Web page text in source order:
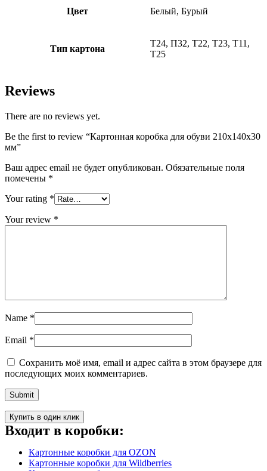
Цвет Белый, Бурый
Тип картона
Т24, П32, Т22, Т23, Т11,
Т25
Reviews
There are no reviews yet.
Be the first to review “Картонная коробка для обуви 210х140х30
мм”
Ваш адрес email не будет опубликован. Обязательные поля
помечены *
Your rating *
Your review *
Name *
Email *
Сохранить моё имя, email и адрес сайта в этом браузере для
последующих моих комментариев.
Купить в один клик
Входит в коробки:
Картонные коробки для OZON
Картонные коробки для Wildberries